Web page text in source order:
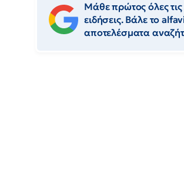
Μάθε πρώτος όλες τις
ειδήσεις. Βάλε το
αποτελέσματα